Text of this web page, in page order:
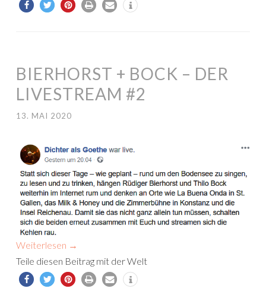
BIERHORST + BOCK – DER
LIVESTREAM #2
13. MAI 2020
Weiterlesen →
Teile diesen Beitrag mit der Welt